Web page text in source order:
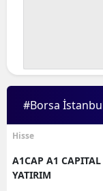
#Borsa
Hisse
A1CAP A1 CAPITAL
YATIRIM